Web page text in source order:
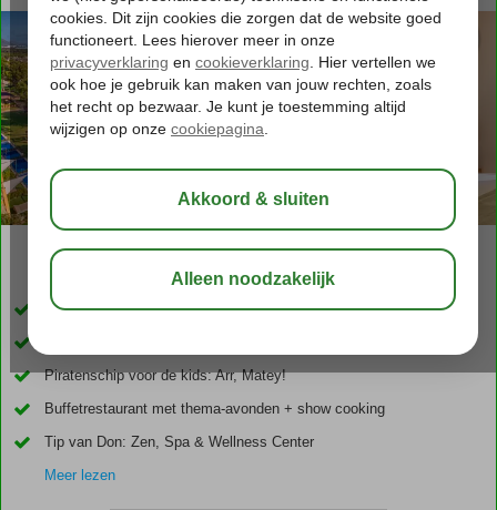
aug 30°C
Vlak bij het strand en het centrum
Piratenschip voor de kids: Arr, Matey!
Buffetrestaurant met thema-avonden + show cooking
Tip van Don: Zen, Spa & Wellness Center
Meer lezen